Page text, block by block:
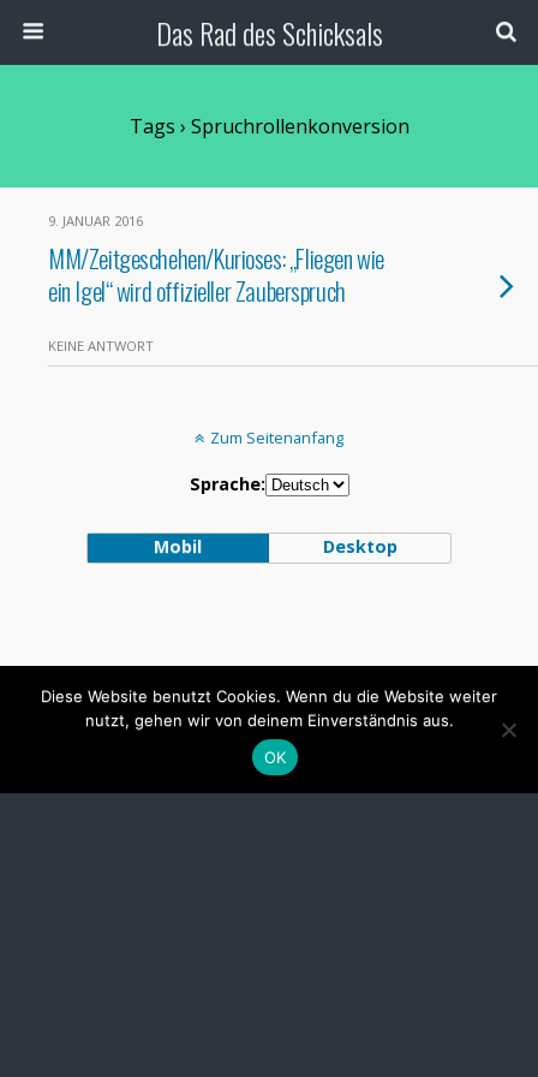
Das Rad des Schicksals
Tags › Spruchrollenkonversion
9. JANUAR 2016
MM/Zeitgeschehen/Kurioses: „Fliegen wie
ein Igel“ wird offizieller Zauberspruch
KEINE ANTWORT
Zum Seitenanfang
Sprache:
Mobil Desktop
Diese Website benutzt Cookies. Wenn du die Website weiter
nutzt, gehen wir von deinem Einverständnis aus.
OK